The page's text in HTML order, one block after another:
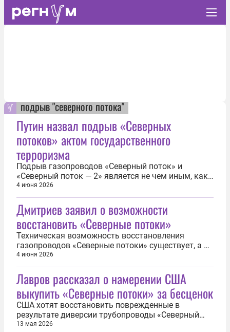
подрыв "северного потока"
Путин назвал подрыв «Северных
потоков» актом государственного
терроризма
Подрыв газопроводов «Северный поток» и
«Северный поток ― 2» является не чем иным, как
актом государственного терроризма. Об этом 4
июня на встрече с руководителями ведущих
мировых информационных агентств в рамках
Петербургского международного экономического
форума заявил Владимир Путин. «Я считаю...
4 июня 2026
Дмитриев заявил о возможности
восстановить «Северные потоки»
Техническая возможность восстановления
газопроводов «Северные потоки» существует, а в
Европе есть силы, которые выступают за их
восстановление. Об этом 4 июня заявил
спецпредставитель президента РФ по
инвестиционно-экономическому сотрудничеству с
зарубежными странами, глава РФПИ Кирилл
Дмитриев...
4 июня 2026
Лавров рассказал о намерении США
выкупить «Северные потоки» за бесценок
США хотят восстановить поврежденные в
результате диверсии трубопроводы «Северный
поток» и «Северный поток — 2» и выкупить их у
13 мая 2026